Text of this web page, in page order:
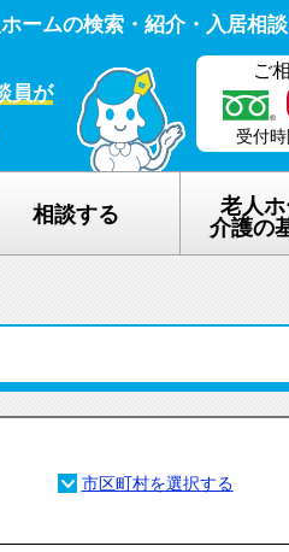
ームの検索・紹介・入居相談
員が
ご
受付
相談する
老人ホ
介護の
在宅介護サービ
認知症について
生活保護について